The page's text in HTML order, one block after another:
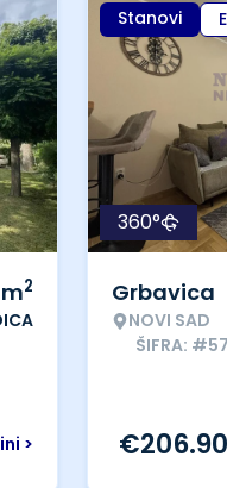
m2
>
Stanovi
360°
Grbavica
NOVI SAD
ŠIFRA:
€